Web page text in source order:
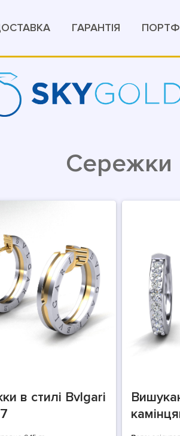
ГАРАНТІЯ
Сережки
в стилі Bvlgari
vc4006